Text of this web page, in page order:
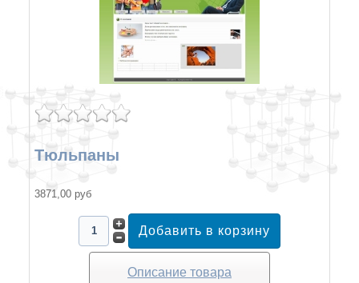
Тюльпаны
3871,00 руб
Описание товара